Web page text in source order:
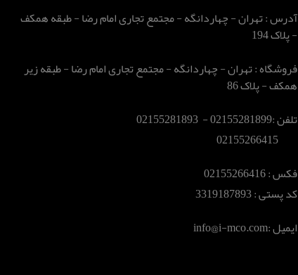
آدرس : تهران - چهاردانگه - مجتمع تجاری امام رضا - طبقه همکف
- پلاک 194
فروشگاه : تهران - چهاردانگه - مجتمع تجاری امام رضا - طبقه زیر
همکف - پلاک 86
تلفن :02155281899 - 02155281893
فکس :‌ 02155266416
کد پستی : 3319187893
ایمیل :‌info@i-mco.com